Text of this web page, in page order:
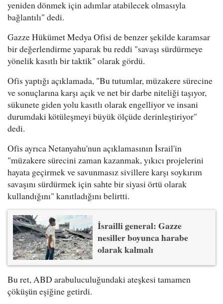
yeniden dönmek için adımlar atabilecek olmasıyla
bağlantılı" dedi.
Gazze Hükümet Medya Ofisi de benzer şekilde karamsar
bir değerlendirme yaparak bu reddi "savaşı sürdürmeye
yönelik kasıtlı bir taktik" olarak gördü.
Ofis yaptığı açıklamada, "Bu tutumlar, müzakere sürecine
ve sonuçlarına karşı açık ve net bir darbe niteliği taşıyor,
sükunete giden yolu kasıtlı olarak engelliyor ve insani
durumdaki kötüleşmeyi büyük ölçüde derinleştiriyor"
dedi.
Ofis ayrıca Netanyahu'nun açıklamasının İsrail'in
"müzakere sürecini zaman kazanmak, yıkıcı projelerini
hayata geçirmek ve savunmasız sivillere karşı soykırım
savaşını sürdürmek için sahte bir siyasi örtü olarak
kullandığını" kanıtladığını belirtti.
İsrailli general: Gazze
nesiller boyunca harabe
olarak kalmalı
Bu ret, ABD arabuluculuğundaki ateşkesi tamamen
çöküşün eşiğine getirdi.